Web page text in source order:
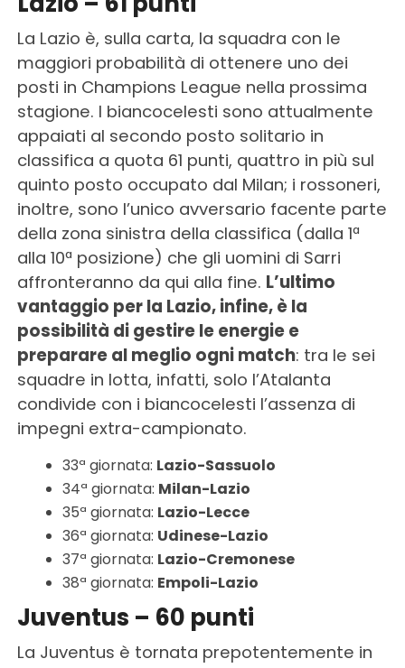
La Lazio è, sulla carta, la squadra con le
maggiori probabilità di ottenere uno dei
posti in Champions League nella prossima
stagione. I biancocelesti sono attualmente
appaiati al secondo posto solitario in
classifica a quota 61 punti, quattro in più sul
quinto posto occupato dal Milan; i rossoneri,
inoltre, sono l’unico avversario facente parte
della zona sinistra della classifica (dalla 1ª
alla 10ª posizione) che gli uomini di Sarri
affronteranno da qui alla fine. L’ultimo
vantaggio per la Lazio, infine, è la
possibilità di gestire le energie e
preparare al meglio ogni match: tra le sei
squadre in lotta, infatti, solo l’Atalanta
condivide con i biancocelesti l’assenza di
impegni extra-campionato.
33ª giornata: Lazio-Sassuolo
34ª giornata: Milan-Lazio
35ª giornata: Lazio-Lecce
36ª giornata: Udinese-Lazio
37ª giornata: Lazio-Cremonese
38ª giornata: Empoli-Lazio
Juventus – 60 punti
La Juventus è tornata prepotentemente in